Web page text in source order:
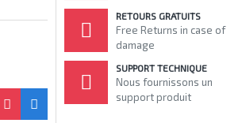
RETOURS GRATUITS
Free Returns in case of
damage
SUPPORT TECHNIQUE
Nous fournissons un
support produit